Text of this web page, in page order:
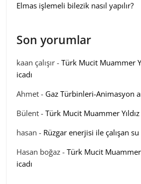
Elmas işlemeli bilezik nasıl yapılır?
Son yorumlar
kaan çalışır- Türk Mucit Muammer
icadı
Ahmet- Gaz Türbinleri-Animasyon
Bülent- Türk Mucit Muammer Yıldız
hasan - Rüzgar enerjisi ile çalışan su
Hasan boğaz- Türk Mucit Muammer
icadı